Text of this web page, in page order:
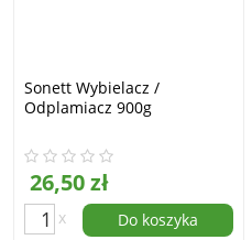
Sonett Wybielacz /
Odplamiacz 900g
26,50 zł
x Do koszyka